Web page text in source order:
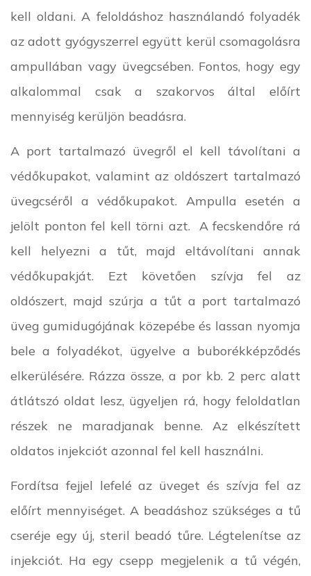
kell oldani. A feloldáshoz használandó folyadék
az adott gyógyszerrel együtt kerül csomagolásra
ampullában vagy üvegcsében. Fontos, hogy egy
alkalommal csak a szakorvos által előírt
mennyiség kerüljön beadásra.
A port tartalmazó üvegről el kell távolítani a
védőkupakot, valamint az oldószert tartalmazó
üvegcséről a védőkupakot. Ampulla esetén a
jelölt ponton fel kell törni azt. A fecskendőre rá
kell helyezni a tűt, majd eltávolítani annak
védőkupakját. Ezt követően szívja fel az
oldószert, majd szúrja a tűt a port tartalmazó
üveg gumidugójának közepébe és lassan nyomja
bele a folyadékot, ügyelve a buborékképződés
elkerülésére. Rázza össze, a por kb. 2 perc alatt
átlátszó oldat lesz, ügyeljen rá, hogy feloldatlan
részek ne maradjanak benne. Az elkészített
oldatos injekciót azonnal fel kell használni.
Fordítsa fejjel lefelé az üveget és szívja fel az
előírt mennyiséget. A beadáshoz szükséges a tű
cseréje egy új, steril beadó tűre. Légtelenítse az
injekciót. Ha egy csepp megjelenik a tű végén,